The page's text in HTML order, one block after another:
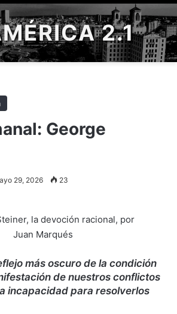
2.1
George
29, 2026 23
más oscuro de la condición
de nuestros conflictos
incapacidad para resolverlos